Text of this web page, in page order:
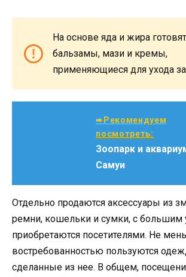
На основе яда и жира
бальзамы, мази и кремы,
применяющиеся для ухода
➨Рекомендуем
посмотреть:
Зоопарк и
Самуи
Отдельно продаются аксессуары из
ремни, кошельки и сумки, с большим
приобретаются посетителями. Не
востребованностью пользуются
сделанные из нее. В общем,